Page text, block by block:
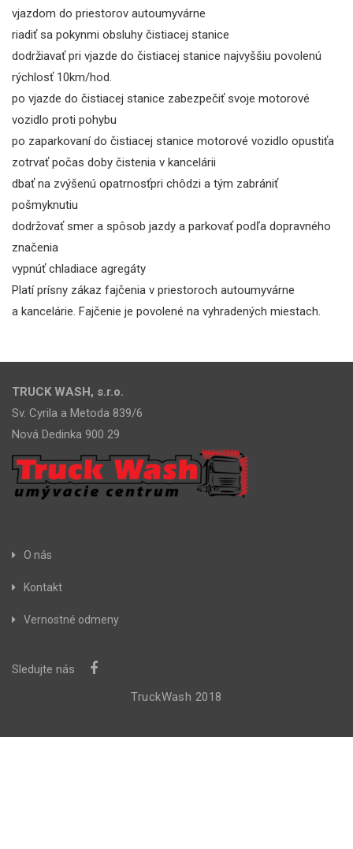
vjazdom do priestorov autoumyvárne
riadiť sa pokynmi obsluhy čistiacej stanice
dodržiavať pri vjazde do čistiacej stanice najvyššiu povolenú
rýchlosť 10km/hod.
po vjazde do čistiacej stanice zabezpečiť svoje motorové
vozidlo proti pohybu
po zaparkovaní do čistiacej stanice motorové vozidlo opustiťa
zotrvať počas doby čistenia v kancelárii
dbať na zvýšenú opatrnosťpri chôdzi a tým zabrániť
pošmyknutiu
dodržovať smer a spôsob jazdy a parkovať podľa dopravného
značenia
vypnúť chladiace agregáty
Platí prísny zákaz fajčenia v priestoroch autoumyvárne
a kancelárie. Fajčenie je povolené na vyhradených miestach.
TRUCK WASH, s.r.o.
Sv. Cyrila a Metoda 839/6
Nová Dedinka 900 29
O nás
Kontakt
Vernostné odmeny
Sledujte nás
TruckWash 2018